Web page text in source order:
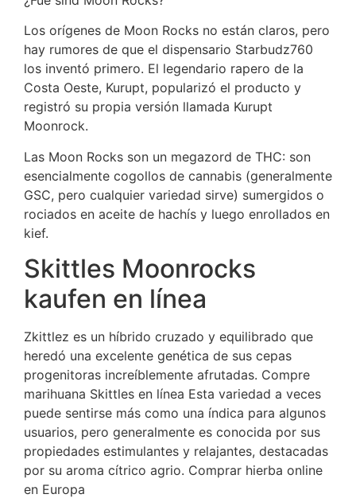
Los orígenes de Moon Rocks no están claros, pero
hay rumores de que el dispensario Starbudz760
los inventó primero. El legendario rapero de la
Costa Oeste, Kurupt, popularizó el producto y
registró su propia versión llamada Kurupt
Moonrock.
Las Moon Rocks son un megazord de THC: son
esencialmente cogollos de cannabis (generalmente
GSC, pero cualquier variedad sirve) sumergidos o
rociados en aceite de hachís y luego enrollados en
kief.
Skittles Moonrocks
kaufen en línea
Zkittlez es un híbrido cruzado y equilibrado que
heredó una excelente genética de sus cepas
progenitoras increíblemente afrutadas. Compre
marihuana Skittles en línea Esta variedad a veces
puede sentirse más como una índica para algunos
usuarios, pero generalmente es conocida por sus
propiedades estimulantes y relajantes, destacadas
por su aroma cítrico agrio. Comprar hierba online
en Europa